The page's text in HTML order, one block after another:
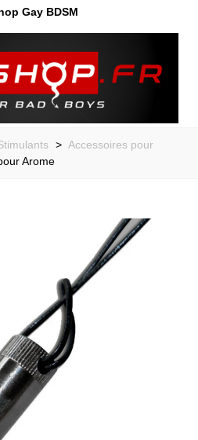
Gay BDSM
> Accessoires pour
Arome